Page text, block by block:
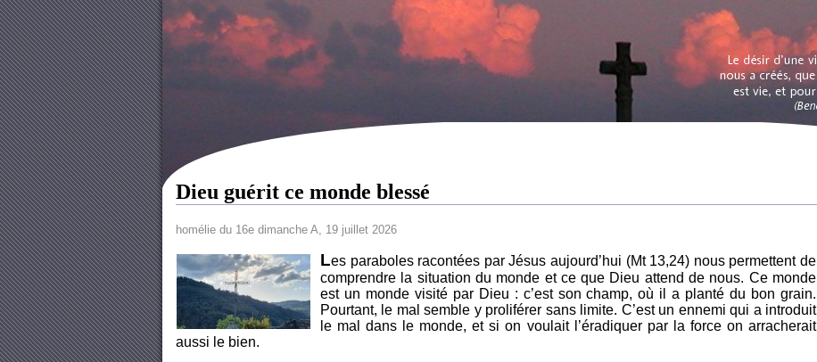
Dieu guérit ce monde blessé
homélie du 16e dimanche A, 19 juillet 2026
Les paraboles racontées par Jésus aujourd’hui (Mt 13,24) nous permettent de
comprendre la situation du monde et ce que Dieu attend de nous. Ce monde
est un monde visité par Dieu : c’est son champ, où il a planté du bon grain.
Pourtant, le mal semble y proliférer sans limite. C’est un ennemi qui a introduit
le mal dans le monde, et si on voulait l’éradiquer par la force on arracherait
aussi le bien.